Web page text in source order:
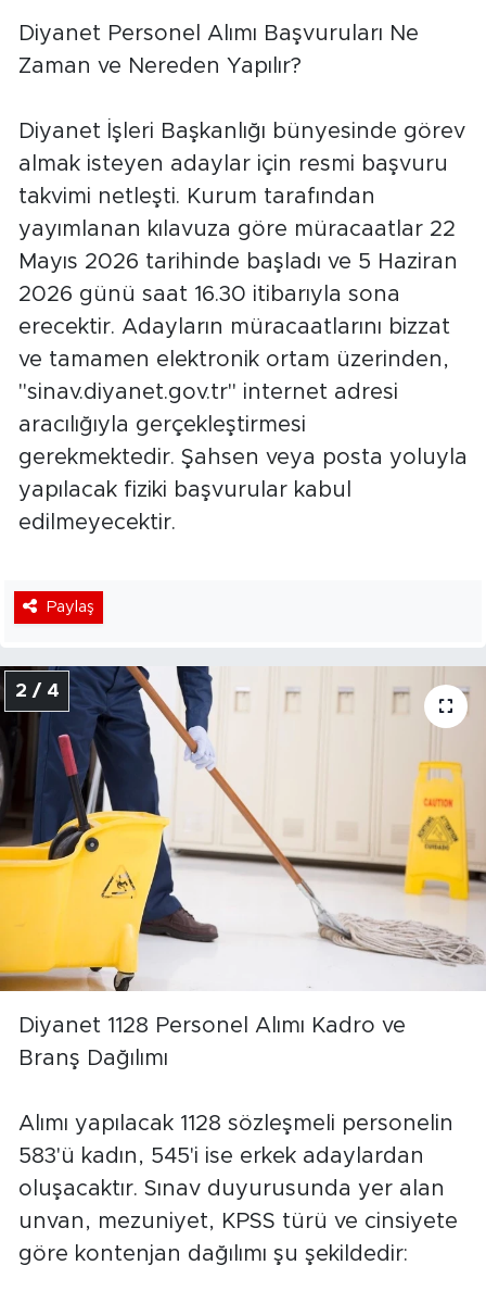
Diyanet Personel Alımı Başvuruları Ne
Zaman ve Nereden Yapılır?
Diyanet İşleri Başkanlığı bünyesinde görev
almak isteyen adaylar için resmi başvuru
takvimi netleşti. Kurum tarafından
yayımlanan kılavuza göre müracaatlar 22
Mayıs 2026 tarihinde başladı ve 5 Haziran
2026 günü saat 16.30 itibarıyla sona
erecektir. Adayların müracaatlarını bizzat
ve tamamen elektronik ortam üzerinden,
"sinav.diyanet.gov.tr" internet adresi
aracılığıyla gerçekleştirmesi
gerekmektedir. Şahsen veya posta yoluyla
yapılacak fiziki başvurular kabul
edilmeyecektir.
Paylaş
2 / 4
Diyanet 1128 Personel Alımı Kadro ve
Branş Dağılımı
Alımı yapılacak 1128 sözleşmeli personelin
583'ü kadın, 545'i ise erkek adaylardan
oluşacaktır. Sınav duyurusunda yer alan
unvan, mezuniyet, KPSS türü ve cinsiyete
göre kontenjan dağılımı şu şekildedir: